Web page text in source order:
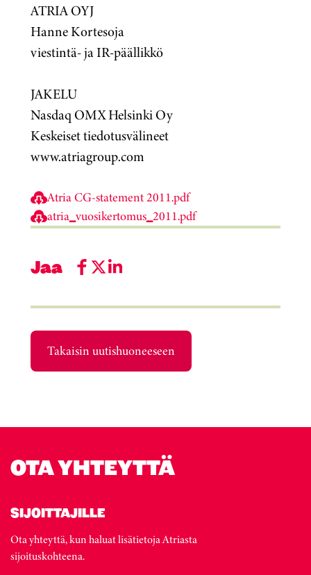
ATRIA OYJ
Hanne Kortesoja
viestintä- ja IR-päällikkö
JAKELU
Nasdaq OMX Helsinki Oy
Keskeiset tiedotusvälineet
www.atriagroup.com
Atria CG-statement 2011.pdf
atria_vuosikertomus_2011.pdf
Jaa
Takaisin uutishuoneeseen
OTA YHTEYTTÄ
SIJOITTAJILLE
Ota yhteyttä, kun haluat lisätietoja Atriasta
sijoituskohteena.